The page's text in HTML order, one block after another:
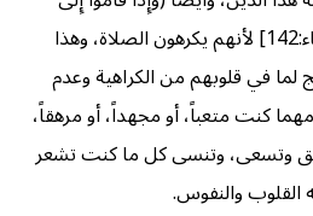
الصَّلاةِ قَامُوا كُسَالَى) [النساء:142] لأنهم يكرهون الصلاة، وهذا
لما في قلوبهم من الكراهية وعدم
كنت متعباً، أو مجهداً، أو مرهقاً،
وتسعى، وتنسى كل ما كنت تشعر
القلوب والنفوس.